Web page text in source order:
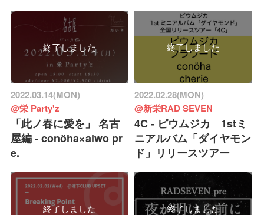
終了しました
2022.03.14(MON)
@栄 Party'z
「此ノ春に愛を」 名古
屋編 - conöha×aiwo pr
e.
終了しました
2022.02.28(MON)
@新栄RAD SEVEN
4C - ピウムジカ 1stミ
ニアルバム「ダイヤモン
ド」リリースツアー
終了しました 終了しました